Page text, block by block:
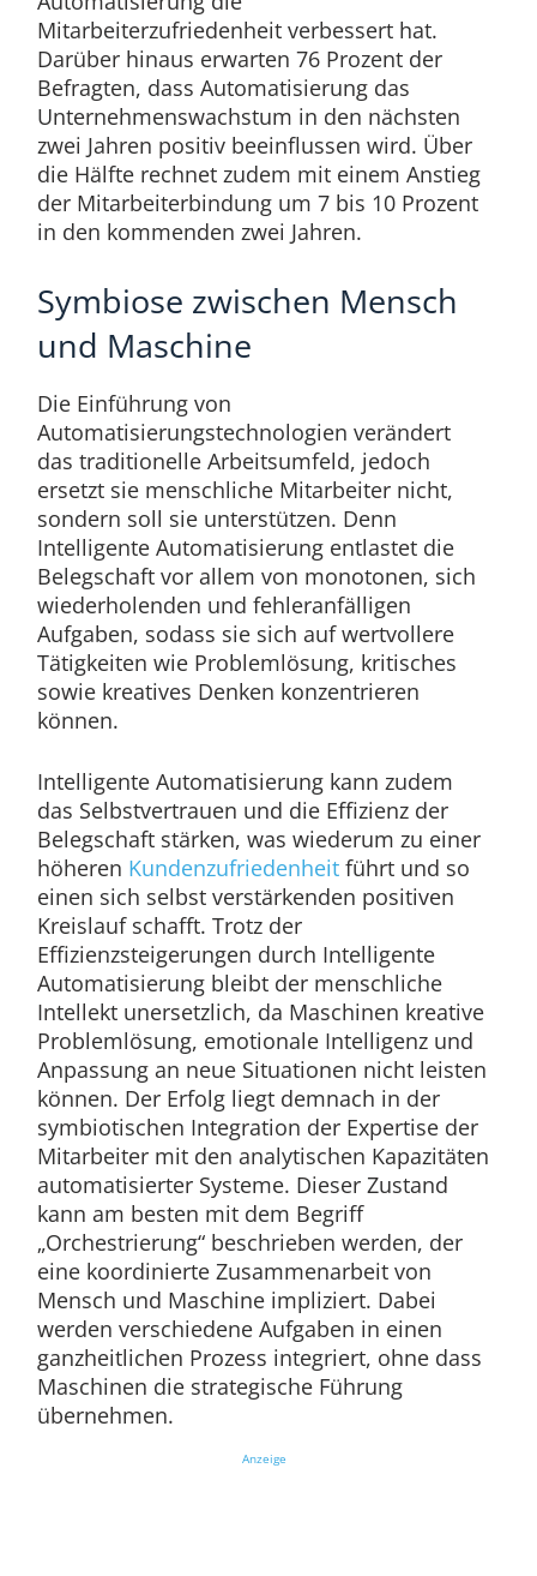
Mitarbeiterzufriedenheit verbessert hat.
Darüber hinaus erwarten 76 Prozent der
Befragten, dass Automatisierung das
Unternehmenswachstum in den nächsten
zwei Jahren positiv beeinflussen wird. Über
die Hälfte rechnet zudem mit einem Anstieg
der Mitarbeiterbindung um 7 bis 10 Prozent
in den kommenden zwei Jahren.
Symbiose zwischen Mensch
und Maschine
Die Einführung von
Automatisierungstechnologien verändert
das traditionelle Arbeitsumfeld, jedoch
ersetzt sie menschliche Mitarbeiter nicht,
sondern soll sie unterstützen. Denn
Intelligente Automatisierung entlastet die
Belegschaft vor allem von monotonen, sich
wiederholenden und fehleranfälligen
Aufgaben, sodass sie sich auf wertvollere
Tätigkeiten wie Problemlösung, kritisches
sowie kreatives Denken konzentrieren
können.
Intelligente Automatisierung kann zudem
das Selbstvertrauen und die Effizienz der
Belegschaft stärken, was wiederum zu einer
höheren Kundenzufriedenheitführt und so
einen sich selbst verstärkenden positiven
Kreislauf schafft. Trotz der
Effizienzsteigerungen durch Intelligente
Automatisierung bleibt der menschliche
Intellekt unersetzlich, da Maschinen kreative
Problemlösung, emotionale Intelligenz und
Anpassung an neue Situationen nicht leisten
können. Der Erfolg liegt demnach in der
symbiotischen Integration der Expertise der
Mitarbeiter mit den analytischen Kapazitäten
automatisierter Systeme. Dieser Zustand
kann am besten mit dem Begriff
„Orchestrierung“ beschrieben werden, der
eine koordinierte Zusammenarbeit von
Mensch und Maschine impliziert. Dabei
werden verschiedene Aufgaben in einen
ganzheitlichen Prozess integriert, ohne dass
Maschinen die strategische Führung
übernehmen.
Anzeige